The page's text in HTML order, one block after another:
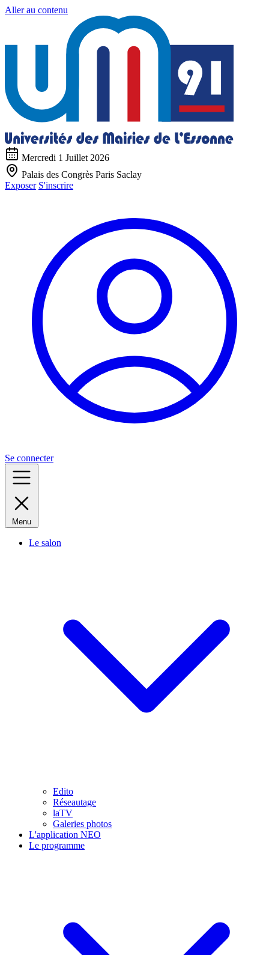
Aller au contenu
Mercredi 1 Juillet 2026
Palais des Congrès Paris Saclay
Exposer S'inscrire
Se connecter
Menu
Le salon
Edito
Réseautage
laTV
Galeries photos
L'application NEO
Le programme